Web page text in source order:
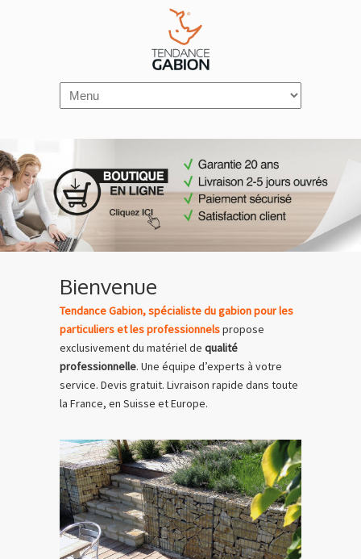
Navigation
Bienvenue
Tendance Gabion, spécialiste du gabion pour les
particuliers et les professionnelspropose
exclusivement du matériel de qualité
professionnelle. Une équipe d’experts à votre
service. Devis gratuit. Livraison rapide dans toute
la France, en Suisse et Europe.